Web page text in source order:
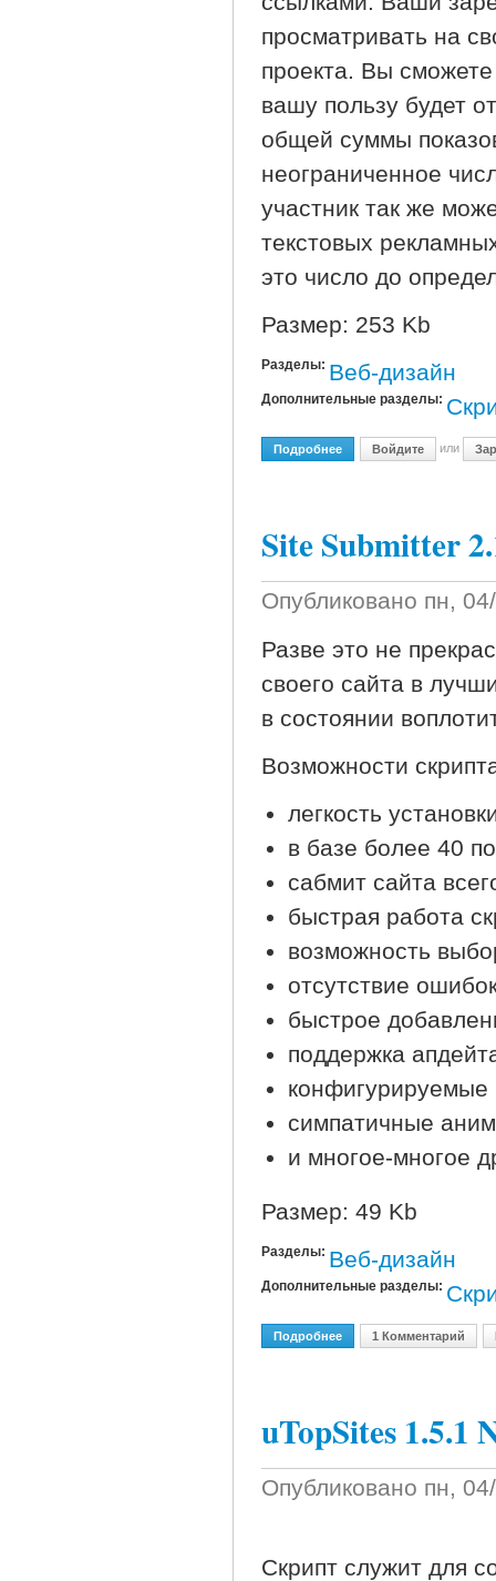
просматривать на
проекта. Вы
вашу пользу будет
общей суммы
неограниченное
участник так же
текстовых
это число до
Размер: 253 Kb
Разделы: Веб-дизайн
Дополнительные разделы:
Подробнее О TextExchange Pro
Войдите или
Site Submitter
Опубликовано пн,
Разве это не
своего сайта в
в состоянии
Возможности
легкость
в базе более 40
сабмит сайта
быстрая работа
возможность
отсутствие
быстрое
поддержка
симпатичные
и многое-многое
Размер: 49 Kb
Разделы: Веб-дизайн
Дополнительные разделы:
Подробнее О Site Submitter 2.1
1 Комментарий
uTopSites 1.5.1
Опубликовано пн,
Скрипт служит для